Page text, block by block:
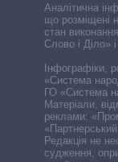
Аналітична
що розміщені
стан
Слово і Діло»
Інфографіки,
«Система
ГО «Система
Матеріали,
реклами:
Редакція не
судження,